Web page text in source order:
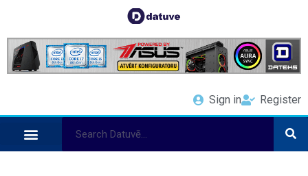
Sign in Register